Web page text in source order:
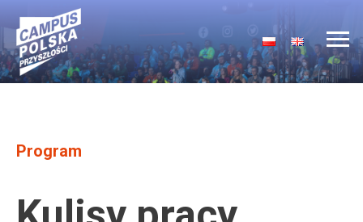
Main Navigation
Program